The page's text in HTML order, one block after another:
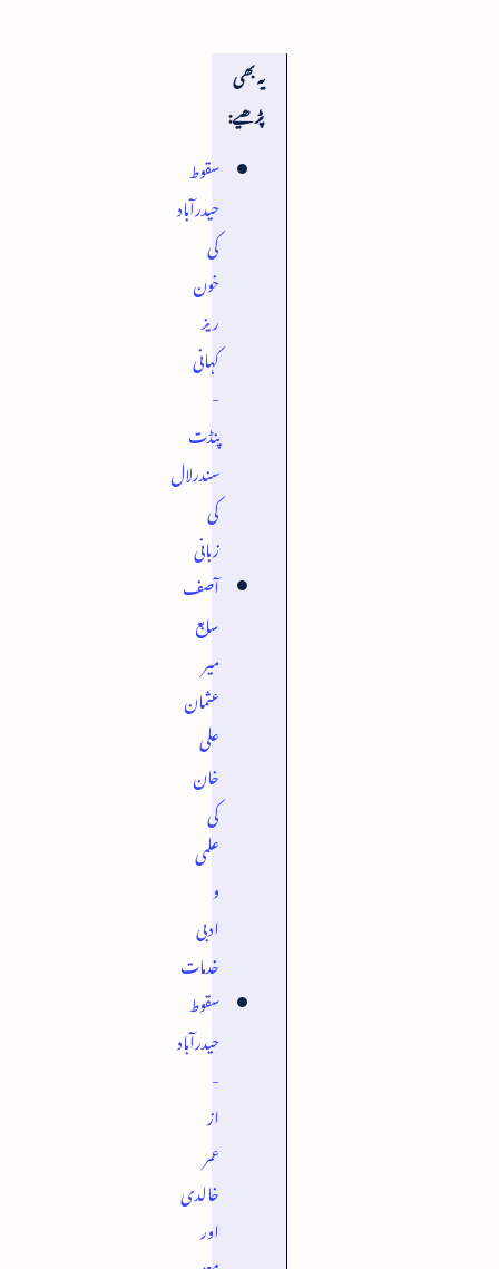
یہ بھی
پڑھیے:
سقوط
حیدرآباد
کی
خون
ریز
کہانی
-
پنڈت
سندرلال
کی
زبانی
آصف
سابع
میر
عثمان
علی
خان
کی
علمی
و
ادبی
خدمات
سقوط
حیدرآباد
-
از
عمر
خالدی
اور